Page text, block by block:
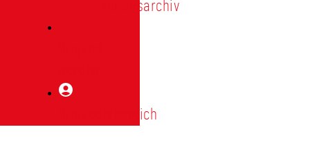
Vereinsarchiv
Mitgliederbereich